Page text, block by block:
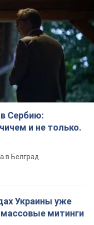
Сербию:
и не только.
в Белград
Украины уже
митинги